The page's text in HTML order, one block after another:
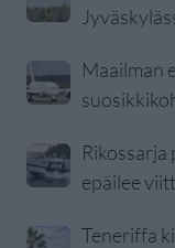
Maailman
epäilee
Teneriffa